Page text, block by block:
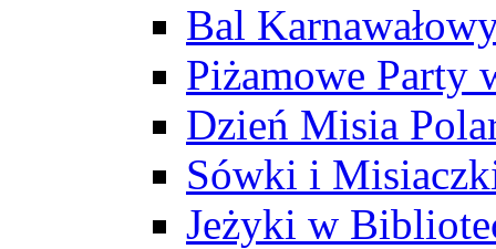
Bal
Piżamowe Party
Dzień Misia
Sówki i
Jeżyki w